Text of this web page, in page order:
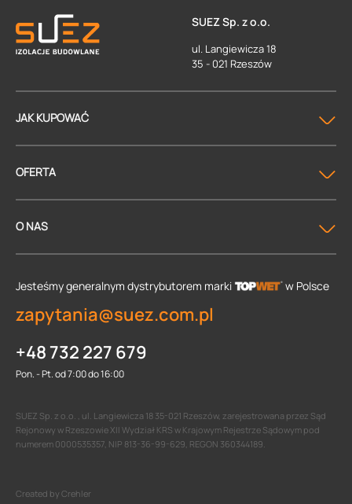
SUEZ Sp. z o.o.
ul. Langiewicza 18
35 - 021 Rzeszów
JAK KUPOWAĆ
OFERTA
O NAS
Jesteśmy generalnym dystrybutorem marki w Polsce
zapytania@suez.com.pl
+48 732 227 679
Pon. - Pt. od 7:00 do 16:00
SUEZ Sp. z o.o. , ul. Langiewicza 18 35-021 Rzeszów, zarejestrowana przez Sąd
Rejonowy w Rzeszowie XII Wydział KRS w Krajowym Rejestrze Sądowym pod
numerem 0000535357, NIP 813-36-99-629, REGON 360344189.
Created by Crehler